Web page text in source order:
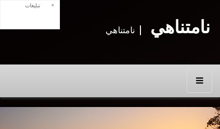
نامتناهي نامتناهي
تبلیغات ×